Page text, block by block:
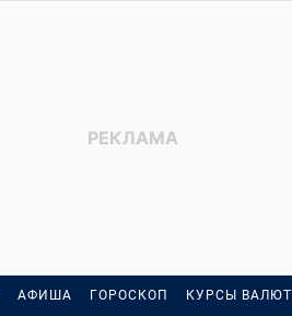
АФИША ГОРОСКОП КУРСЫ ВАЛЮТ